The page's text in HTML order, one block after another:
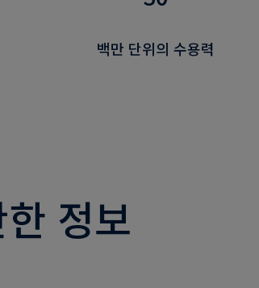
백만 단위의 수용력
정보